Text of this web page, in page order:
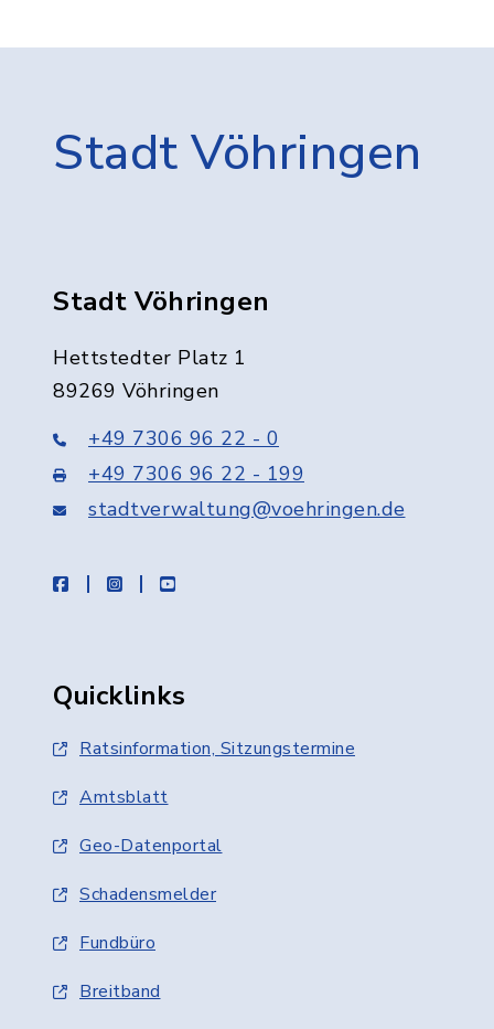
Stadt Vöhringen
Stadt Vöhringen
Hettstedter Platz 1
89269 Vöhringen
+49 7306 96 22 - 0
+49 7306 96 22 - 199
stadtverwaltung@voehringen.de
facebookinstagramyoutube
Quicklinks
Ratsinformation, Sitzungstermine
Amtsblatt
Geo-Datenportal
Schadensmelder
Fundbüro
Breitband